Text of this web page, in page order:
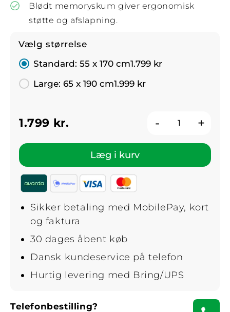
Blødt memoryskum giver ergonomisk
støtte og afslapning.
Vælg størrelse
Standard: 55 x 170 cm1.799 kr
Large: 65 x 190 cm1.999 kr
1.799 kr. - +
Læg i kurv
Sikker betaling med MobilePay, kort
og faktura
30 dages åbent køb
Dansk kundeservice på telefon
Hurtig levering med Bring/UPS
Telefonbestilling?